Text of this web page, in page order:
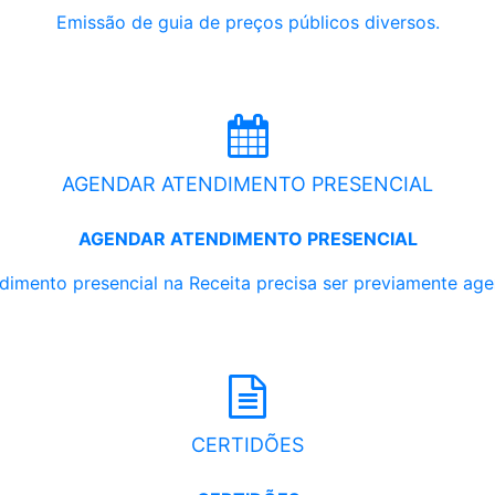
Emissão de guia de preços públicos diversos.
AGENDAR ATENDIMENTO PRESENCIAL
AGENDAR ATENDIMENTO PRESENCIAL
presencial na Receita precisa ser previamente
CERTIDÕES